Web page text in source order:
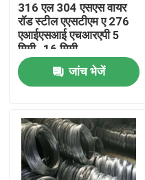
कारखाना भ्रमण
गुणवत्ता नियंत्रण
समाचार
316 एल 304 एसएस वायर
रॉड स्टील एएसटीएम ए 276
एआईएसआई एचआरएपी 5
मिमी -16 मिमी
जांच भेजें